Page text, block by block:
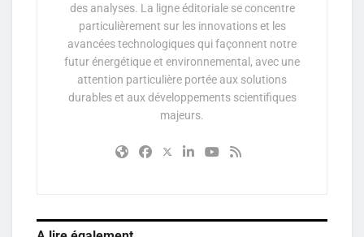
des analyses. La ligne éditoriale se concentre
particulièrement sur les innovations et les
avancées technologiques qui façonnent notre
futur énergétique et environnemental, avec une
attention particulière portée aux solutions
durables et aux développements scientifiques
majeurs.